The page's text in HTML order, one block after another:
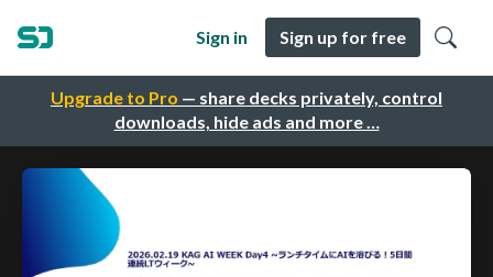
Upgrade to Pro — share decks privately, control
downloads, hide ads and more …
Sign in Sign up for free